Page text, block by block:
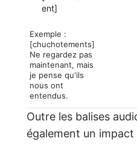
ent]
Exemple :
[chuchotements]
Ne regardez pas
maintenant, mais
je pense qu'ils
nous ont
entendus.
Outre les balises
également un